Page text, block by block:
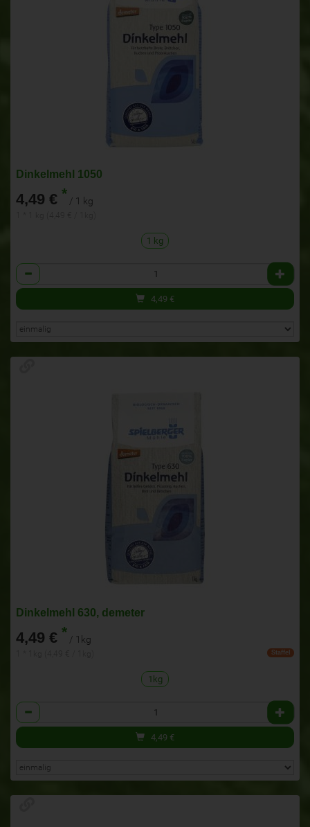
Dinkelmehl 1050
4,49 € * / 1 kg
1 kg
Anzahl
4,49 €
Dinkelmehl 630, demeter
4,49 € * / 1kg
Staffel
1kg
Anzahl
4,49 €